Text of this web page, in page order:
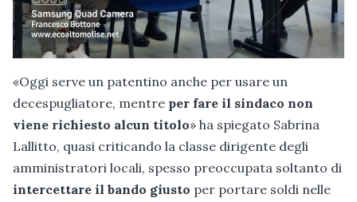
«Oggi serve un patentino anche per usare un
decespugliatore, mentre per fare il sindaco non
viene richiesto alcun titolo» ha spiegato Sabrina
Lallitto, quasi criticando la classe dirigente degli
amministratori locali, spesso preoccupata soltanto di
intercettare il bando giusto per portare soldi nelle